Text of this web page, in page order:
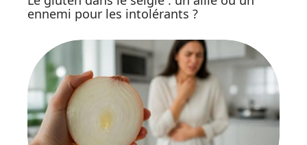
ennemi pour les intolérants ?